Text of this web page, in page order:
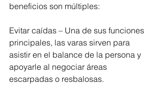
beneficios son múltiples:
Evitar caídas – Una de sus funciones
principales, las varas sirven para
asistir en el balance de la persona y
apoyarle al negociar áreas
escarpadas o resbalosas.